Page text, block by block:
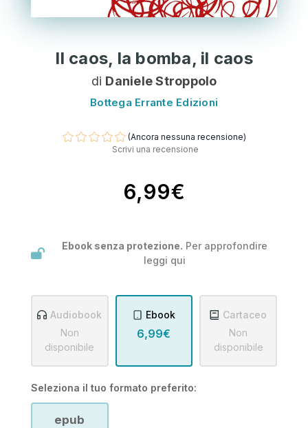
Il caos, la bomba, il caos
di Daniele Stroppolo
Bottega Errante Edizioni
(Ancora nessuna recensione)
Scrivi una recensione
6,99€
Ebook senza protezione. Per approfondire
leggi qui
Audiobook
Non
disponibile
Ebook
6,99€
Cartaceo
Non
disponibile
Seleziona il tuo formato preferito:
epub